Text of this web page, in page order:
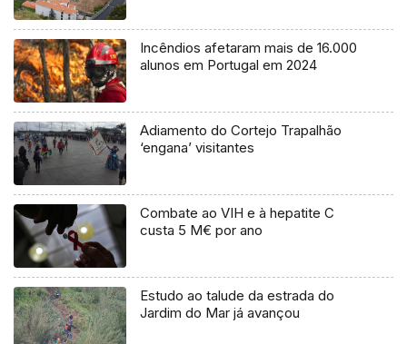
Incêndios afetaram mais de 16.000
alunos em Portugal em 2024
Adiamento do Cortejo Trapalhão
‘engana’ visitantes
Combate ao VIH e à hepatite C
custa 5 M€ por ano
Estudo ao talude da estrada do
Jardim do Mar já avançou